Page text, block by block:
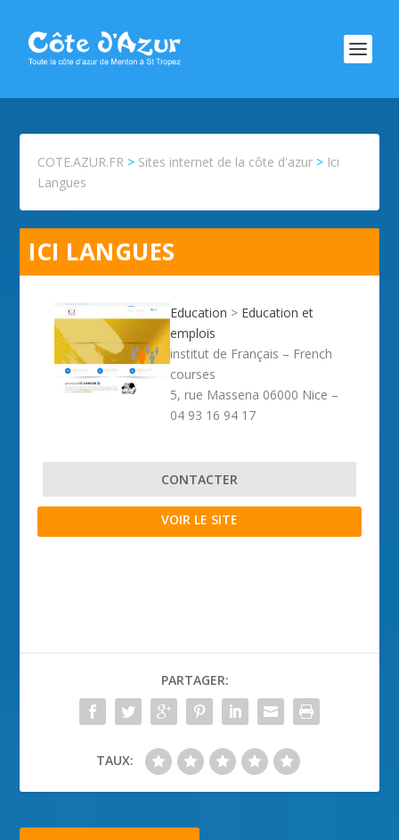
COTE.AZUR.FR > Sites internet de la côte d'azur > Ici
Langues
ICI LANGUES
Education > Education et
emplois
institut de Français – French
courses
5, rue Massena 06000 Nice –
04 93 16 94 17
CONTACTER
VOIR LE SITE
PARTAGER:
TAUX: